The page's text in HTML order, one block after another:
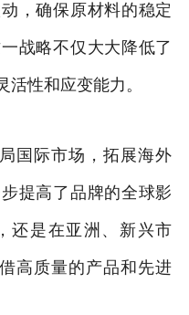
，确保原材料的稳定
战略不仅大大降低了
性和应变能力。
国际市场，拓展海外
提高了品牌的全球影
还是在亚洲、新兴市
高质量的产品和先进